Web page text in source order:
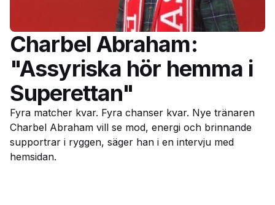
Charbel Abraham:
"Assyriska hör hemma i
Superettan"
Fyra matcher kvar. Fyra chanser kvar. Nye tränaren
Charbel Abraham vill se mod, energi och brinnande
supportrar i ryggen, säger han i en intervju med
hemsidan.